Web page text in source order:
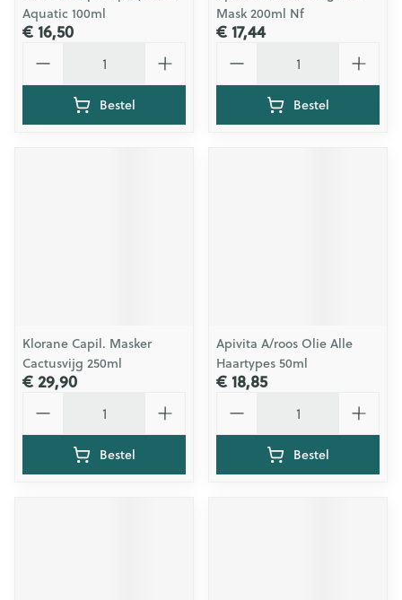
Aquatic 100ml
€ 16,50
Bestel
Mask 200ml Nf
€ 17,44
Bestel
Klorane Capil. Masker
Cactusvijg 250ml
€ 29,90
Bestel
Apivita A/roos Olie Alle
Haartypes 50ml
€ 18,85
Bestel